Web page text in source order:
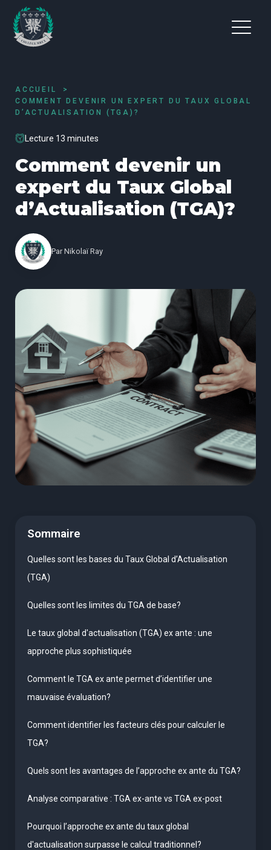
ACCUEIL
COMMENT DEVENIR UN EXPERT DU TAUX GLOBAL
D’ACTUALISATION (TGA)?
Lecture 13 minutes
Comment devenir un
expert du Taux Global
d’Actualisation (TGA)?
Par Nikolaï Ray
Sommaire
Quelles sont les bases du Taux Global d’Actualisation
(TGA)
Quelles sont les limites du TGA de base?
Le taux global d'actualisation (TGA) ex ante : une
approche plus sophistiquée
Comment le TGA ex ante permet d’identifier une
mauvaise évaluation?
Comment identifier les facteurs clés pour calculer le
TGA?
Quels sont les avantages de l’approche ex ante du TGA?
Analyse comparative : TGA ex-ante vs TGA ex-post
Pourquoi l’approche ex ante du taux global
d'actualisation surpasse le calcul traditionnel?